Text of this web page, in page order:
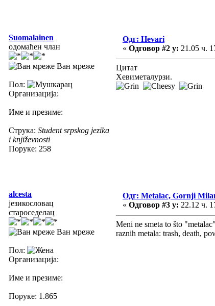
Suomalainen
одомаћен члан
Ван мреже
Пол:
Организација:
Име и презиме:
Струка: Student srpskog jezika
i književnosti
Поруке: 258
Одг: Hevari
« Одговор #2 у: 21.05 ч.
Цитат
Хевиметалурзи.
alcesta
језикословац
староседелац
Ван мреже
Пол:
Организација:
Име и презиме:
Поруке: 1.865
Одг: Metalac, Gornji
« Одговор #3 у: 22.12 ч.
Meni ne smeta to što
raznih metala: trash, death,